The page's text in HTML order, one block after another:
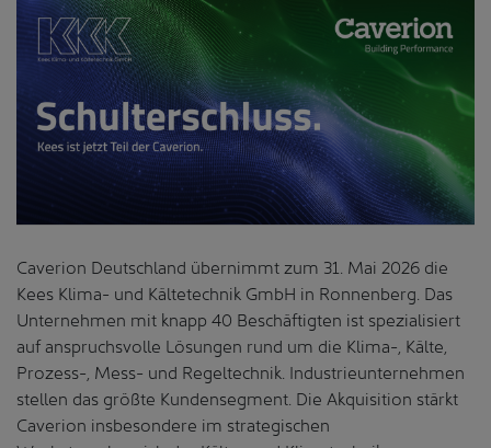
Caverion Deutschland übernimmt zum 31. Mai 2026 die
Kees Klima- und Kältetechnik GmbH in Ronnenberg. Das
Unternehmen mit knapp 40 Beschäftigten ist spezialisiert
auf anspruchsvolle Lösungen rund um die Klima-, Kälte,
Prozess-, Mess- und Regeltechnik. Industrieunternehmen
stellen das größte Kundensegment. Die Akquisition stärkt
Caverion insbesondere im strategischen